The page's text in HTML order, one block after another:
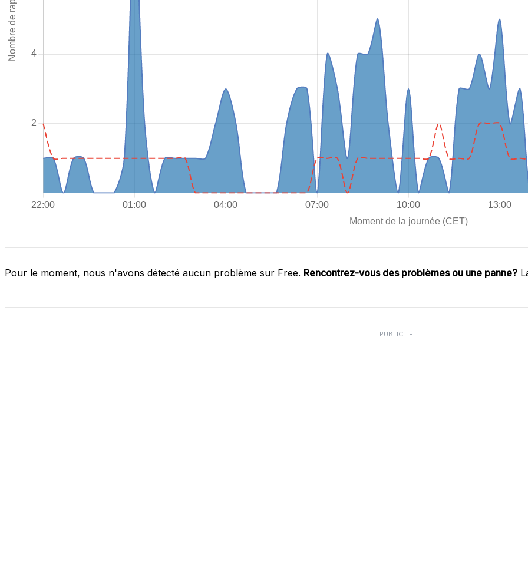
Pour le moment, nous n'avons détecté aucun problème sur Free. Rencontrez-vous des problèmes ou une panne?
PUBLICITÉ